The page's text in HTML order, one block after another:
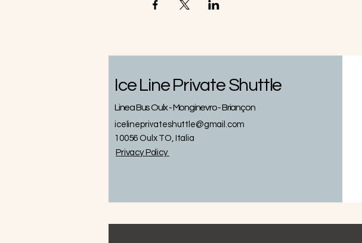
Ice Line Private Shuttle
Linea Bus Oulx - Monginevro - Briançon
icelineprivateshuttle@gmail.com
10056 Oulx TO, Italia
Privacy Policy